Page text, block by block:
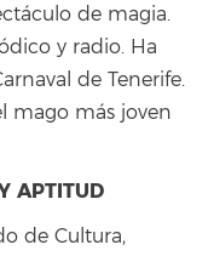
de magia.
y radio. Ha
de Tenerife.
mago más joven
APTITUD
de Cultura,